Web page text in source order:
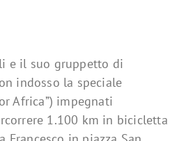
e il suo gruppetto di
indosso la speciale
Africa”) impegnati
1.100 km in bicicletta